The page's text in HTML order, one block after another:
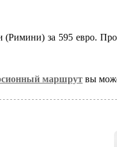
за 595 евро.
маршрут вы